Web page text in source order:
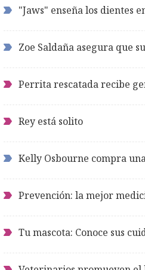
"Jaws" enseña los dientes
Zoe Saldaña asegura que
Perrita rescatada recibe
Rey está solito
Kelly Osbourne compra
Prevención: la mejor
Tu mascota: Conoce sus